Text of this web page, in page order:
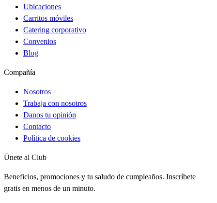
Ubicaciones
Carritos móviles
Catering corporativo
Convenios
Blog
Compañía
Nosotros
Trabaja con nosotros
Danos tu opinión
Contacto
Política de cookies
Únete al Club
Beneficios, promociones y tu saludo de cumpleaños. Inscríbete
gratis en menos de un minuto.